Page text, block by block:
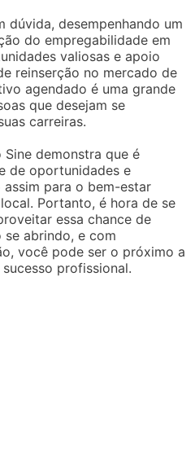
dúvida, desempenhando um
do empregabilidade em
valiosas e apoio
reinserção no mercado de
agendado é uma grande
que desejam se
carreiras.
demonstra que é
de oportunidades e
para o bem-estar
Portanto, é hora de se
essa chance de
se abrindo, e com
você pode ser o próximo a
profissional.